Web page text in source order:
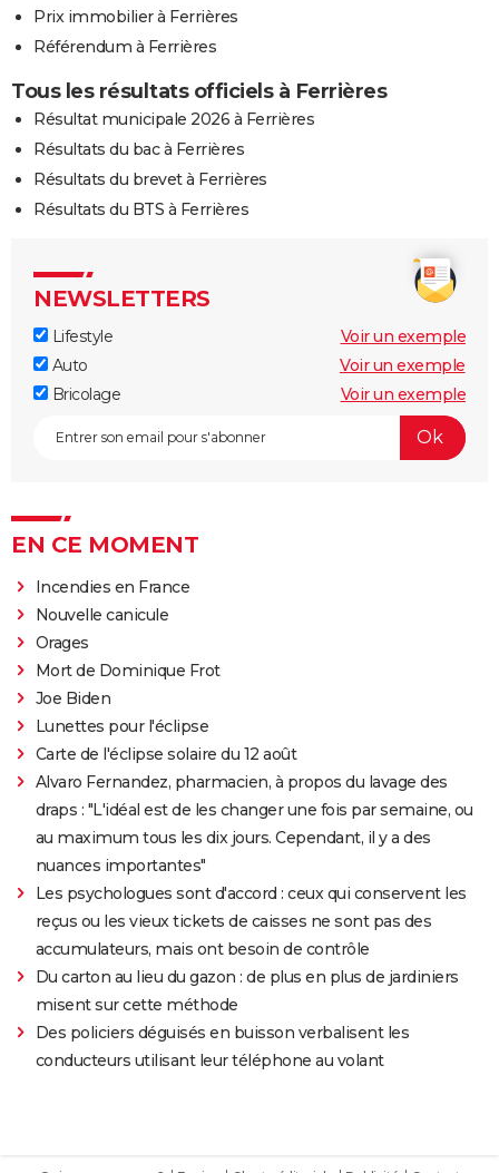
Prix immobilier à Ferrières
Référendum à Ferrières
Tous les résultats officiels à Ferrières
Résultat municipale 2026 à Ferrières
Résultats du bac à Ferrières
Résultats du brevet à Ferrières
Résultats du BTS à Ferrières
NEWSLETTERS
Lifestyle
Voir un exemple
Auto
Voir un exemple
Bricolage
Voir un exemple
EN CE MOMENT
Incendies en France
Nouvelle canicule
Orages
Mort de Dominique Frot
Joe Biden
Lunettes pour l'éclipse
Carte de l'éclipse solaire du 12 août
Alvaro Fernandez, pharmacien, à propos du lavage des
draps : "L'idéal est de les changer une fois par semaine, ou
au maximum tous les dix jours. Cependant, il y a des
nuances importantes"
Les psychologues sont d'accord : ceux qui conservent les
reçus ou les vieux tickets de caisses ne sont pas des
accumulateurs, mais ont besoin de contrôle
Du carton au lieu du gazon : de plus en plus de jardiniers
misent sur cette méthode
Des policiers déguisés en buisson verbalisent les
conducteurs utilisant leur téléphone au volant